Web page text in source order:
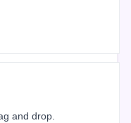
and drop.